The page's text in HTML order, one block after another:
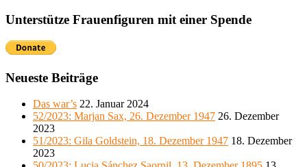
Unterstütze Frauenfiguren mit einer Spende
Neueste Beiträge
Das war’s 22. Januar 2024
52/2023: Marjan Sax, 26. Dezember 1947 26. Dezember
2023
51/2023: Gila Goldstein, 18. Dezember 1947 18. Dezember
2023